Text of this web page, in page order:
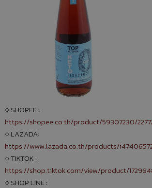
○ SHOPEE :
https://shopee.co.th/product/59307230/
○ LAZADA:
https://www.lazada.co.th/products/
○ TIKTOK :
https://shop.tiktok.com/view/product/
○ SHOP LINE :